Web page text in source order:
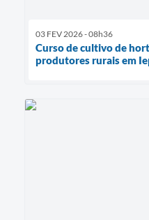
03 FEV 2026 - 08h36
Curso de cultivo de
produtores rurais em